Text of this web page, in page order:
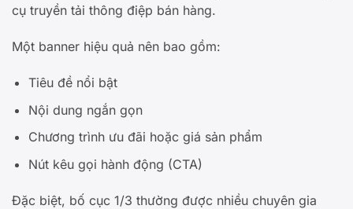
cụ truyền tải thông điệp bán hàng.
Một banner hiệu quả nên bao gồm:
Tiêu đề nổi bật
Nội dung ngắn gọn
Chương trình ưu đãi hoặc giá sản phẩm
Nút kêu gọi hành động (CTA)
Đặc biệt, bố cục 1/3 thường được nhiều chuyên gia